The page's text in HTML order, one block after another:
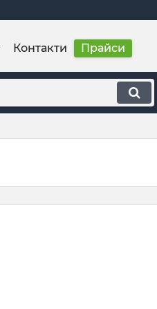
Контакти Прайси